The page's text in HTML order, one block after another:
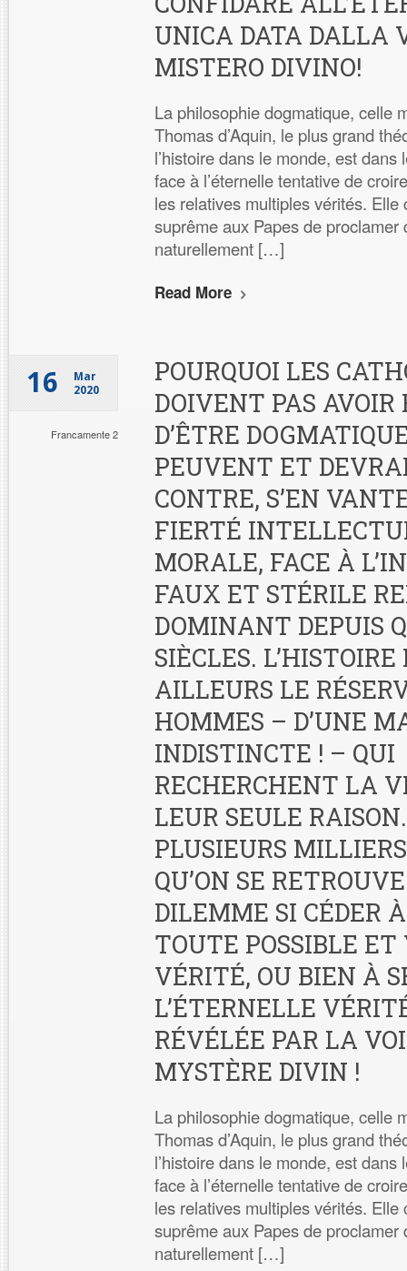
UNICA DATA DALLA
MISTERO DIVINO!
La philosophie dogmatique, celle
Thomas d’Aquin, le plus grand
l’histoire dans le monde, est
face à l’éternelle tentative de
les relatives multiples vérités. Elle
suprême aux Papes de proclamer
naturellement […]
Read More
16
Mar
2020
Francamente 2
POURQUOI LES
DOIVENT PAS AVOIR
D’ÊTRE
PEUVENT ET
CONTRE, S’EN
FIERTÉ
MORALE, FACE À
FAUX ET STÉRILE
DOMINANT DEPUIS
SIÈCLES. L’HISTOIRE
AILLEURS LE
HOMMES – D’UNE
INDISTINCTE ! – QUI
RECHERCHENT LA
LEUR SEULE
PLUSIEURS
QU’ON SE
DILEMME SI CÉDER
TOUTE POSSIBLE
VÉRITÉ, OU BIEN À
L’ÉTERNELLE
RÉVÉLÉE PAR LA
MYSTÈRE DIVIN !
La philosophie dogmatique, celle
Thomas d’Aquin, le plus grand
l’histoire dans le monde, est
face à l’éternelle tentative de
les relatives multiples vérités. Elle
suprême aux Papes de proclamer
naturellement […]